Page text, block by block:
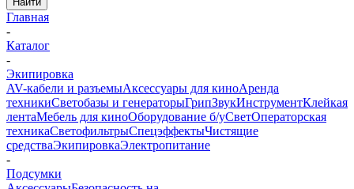
Главная
-
Каталог
-
Экипировка
AV-кабели и разъемыАксессуары для киноАренда
техникиСветобазы и генераторыГрипЗвукИнструментКлейкая
лентаМебель для киноОборудование б/уСветОператорская
техникаСветофильтрыСпецэффектыЧистящие
средстваЭкипировкаЭлектропитание
-
Подсумки